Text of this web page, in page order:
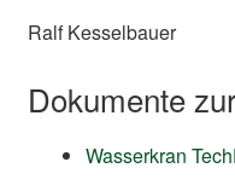
Ralf Kesselbauer
Dokumente
Wasserkran